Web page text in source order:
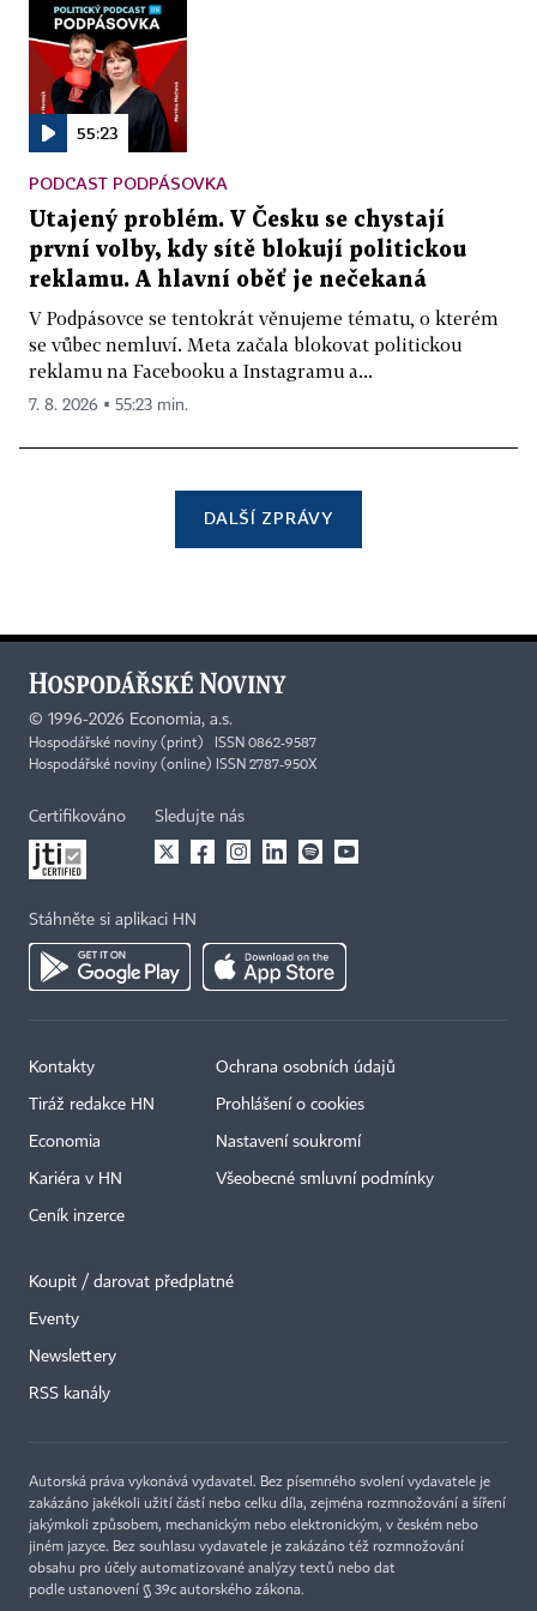
55:23
PODCAST PODPÁSOVKA
Utajený problém. V Česku se chystají
první volby, kdy sítě blokují politickou
reklamu. A hlavní oběť je nečekaná
V Podpásovce se tentokrát věnujeme tématu, o kterém
se vůbec nemluví. Meta začala blokovat politickou
reklamu na Facebooku a Instagramu a...
7. 8. 2026 ▪ 55:23 min.
DALŠÍ ZPRÁVY
© 1996-2026 Economia, a.s.
Hospodářské noviny (print) ISSN 0862-9587
Hospodářské noviny (online) ISSN 2787-950X
Certifikováno Sledujte nás
Stáhněte si aplikaci HN
Kontakty
Tiráž redakce HN
Economia
Kariéra v HN
Ceník inzerce
Ochrana osobních údajů
Prohlášení o cookies
Nastavení soukromí
Všeobecné smluvní podmínky
Koupit / darovat předplatné
Eventy
Newslettery
RSS kanály
Autorská práva vykonává vydavatel. Bez písemného svolení vydavatele je
zakázáno jakékoli užití částí nebo celku díla, zejména rozmnožování a šíření
jakýmkoli způsobem, mechanickým nebo elektronickým, v českém nebo
jiném jazyce. Bez souhlasu vydavatele je zakázáno též rozmnožování
obsahu pro účely automatizované analýzy textů nebo dat
podle ustanovení § 39c autorského zákona.